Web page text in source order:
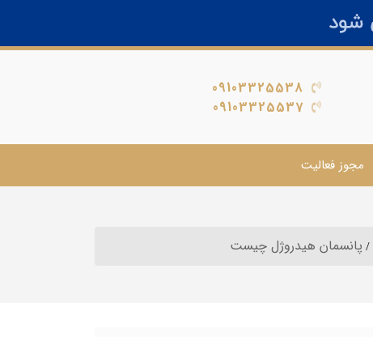
09103325538
09103325537
مجوز فعالیت
پانسمان هیدروژل چیست